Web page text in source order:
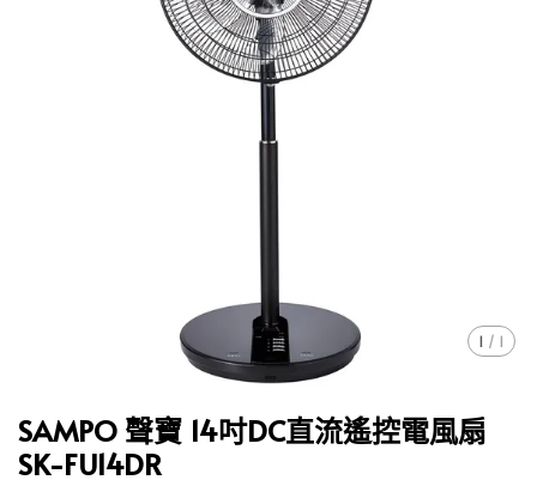
1 / 1
SAMPO 聲寶 14吋DC直流遙控電風扇
SK-FU14DR